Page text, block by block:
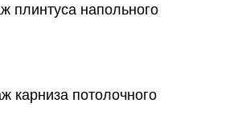
плинтуса напольного
карниза потолочного